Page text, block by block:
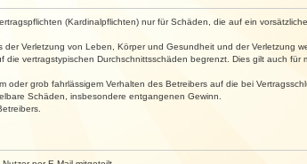
(Kardinalpflichten) nur für Schäden, die auf ein
Verletzung von Leben, Körper und Gesundheit und der Verletzung
vertragstypischen Durchschnittsschäden begrenzt. Dies gilt auch für
grob fahrlässigem Verhalten des Betreibers auf die bei
Schäden, insbesondere entgangenen Gewinn.